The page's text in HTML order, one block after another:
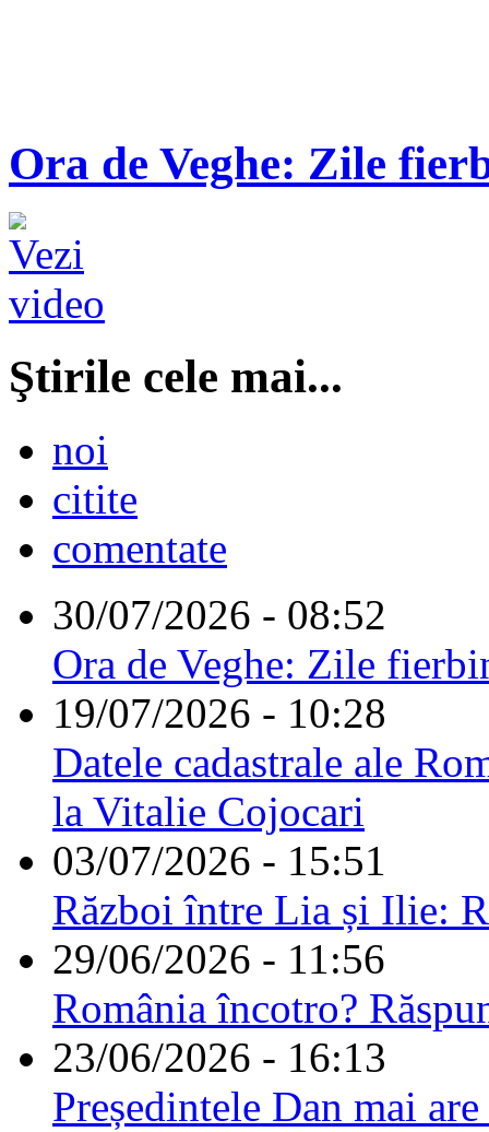
Ora de Veghe: Zile
Ştirile cele mai...
noi
citite
comentate
30/07/2026 - 08:52
Ora de Veghe: Zile
19/07/2026 - 10:28
Datele cadastrale ale
la Vitalie Cojocari
03/07/2026 - 15:51
Război între Lia și Ilie:
29/06/2026 - 11:56
România încotro?
23/06/2026 - 16:13
Președintele Dan mai